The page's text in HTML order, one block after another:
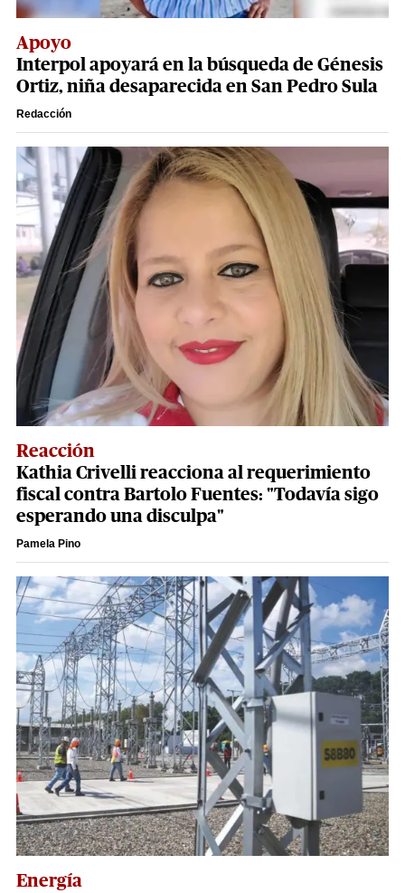
Apoyo
Interpol apoyará en la búsqueda de Génesis
Ortiz, niña desaparecida en San Pedro Sula
Redacción
Reacción
Kathia Crivelli reacciona al requerimiento
fiscal contra Bartolo Fuentes: "Todavía sigo
esperando una disculpa"
Pamela Pino
Energía